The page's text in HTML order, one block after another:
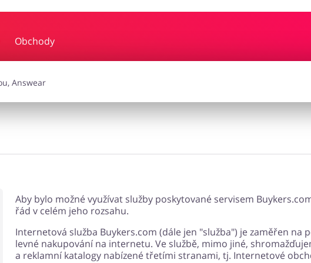
Obchody
hudba
Zdraví a krása
Aby bylo možné využívat služby poskytované servisem
řád v celém jeho rozsahu.
Internetová služba Buykers.com (dále jen "služba") je zaměřen na
levné nakupování na internetu. Ve službě, mimo jiné,
a reklamní katalogy nabízené třetími stranami, tj. Internetové